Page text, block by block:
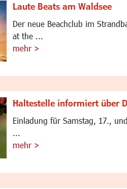
Laute Beats am Waldsee
Der neue Beachclub im
at the ...
mehr >
Haltestelle informiert über
Einladung für Samstag, 17.,
...
mehr >